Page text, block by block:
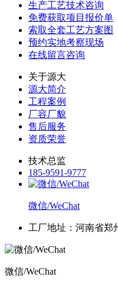
生产工艺技术咨询
免费获取项目报价单
索取全套工艺方案图
预约实地考察现场
在线留言咨询
关于源大
源大简介
工程案例
厂容厂貌
售后服务
资质荣誉
技术总监
185-9591-9777
微信/WeChat
工厂地址：河南省郑
微信/WeChat